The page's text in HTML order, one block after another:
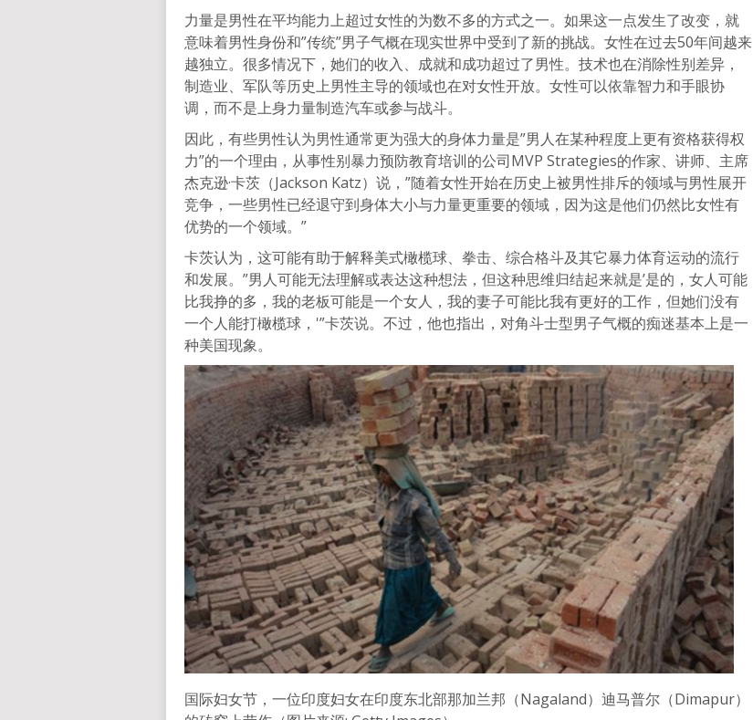
力量是男性在平均能力上超过女性的为数不多的方式之一。如果这一点发生了改变，就
意味着男性身份和”传统”男子气概在现实世界中受到了新的挑战。女性在过去50年间越来
越独立。很多情况下，她们的收入、成就和成功超过了男性。技术也在消除性别差异，
制造业、军队等历史上男性主导的领域也在对女性开放。女性可以依靠智力和手眼协
调，而不是上身力量制造汽车或参与战斗。
因此，有些男性认为男性通常更为强大的身体力量是”男人在某种程度上更有资格获得权
力”的一个理由，从事性别暴力预防教育培训的公司MVP Strategies的作家、讲师、主席
杰克逊·卡茨（Jackson Katz）说，”随着女性开始在历史上被男性排斥的领域与男性展开
竞争，一些男性已经退守到身体大小与力量更重要的领域，因为这是他们仍然比女性有
优势的一个领域。”
卡茨认为，这可能有助于解释美式橄榄球、拳击、综合格斗及其它暴力体育运动的流行
和发展。”男人可能无法理解或表达这种想法，但这种思维归结起来就是’是的，女人可能
比我挣的多，我的老板可能是一个女人，我的妻子可能比我有更好的工作，但她们没有
一个人能打橄榄球，'”卡茨说。不过，他也指出，对角斗士型男子气概的痴迷基本上是一
种美国现象。
国际妇女节，一位印度妇女在印度东北部那加兰邦（Nagaland）迪马普尔（Dimapur）